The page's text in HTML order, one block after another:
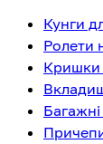
Кунги
Ролети
Кришки